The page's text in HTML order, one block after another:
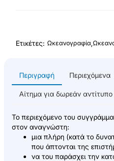
Ετικέτες: Ωκεανογραφία,
Περιγραφή Περιεχόμενα
Αίτημα για δωρεάν αντίτυπο
Το περιεχόμενο του
στον αναγνώστη:
μια πλήρη (κατά το
που άπτονται της
να του παράσχει την